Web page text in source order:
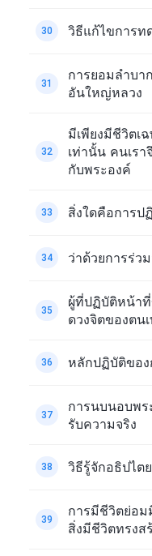
30 วิธีแก้ไขการท
31
การยอมลำบา
อันใหญ่หลวง
32
มีเพียงมีชีวิตเ
เท่านั้น คนเร
กับพระองค์
33 สิ่งใดคือการป
34 ว่าด้วยการร่ว
35
ผู้ที่ปฏิบัติหน้าที่
ดวงจิตของตน
36 หลักปฏิบัติของ
37
การนบนอบพร
รับความจริง
38 วิธีรู้จักอธิปไต
39
การมีชีวิตย่อ
สิ่งมีชีวิตทรงส